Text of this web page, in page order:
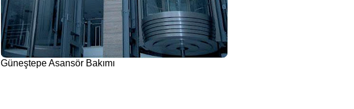
Güneştepe Asansör Bakımı